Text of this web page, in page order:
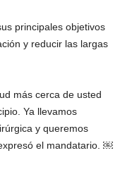
principales objetivos
y reducir las largas
más cerca de usted
Ya llevamos
y queremos
el mandatario. ￼